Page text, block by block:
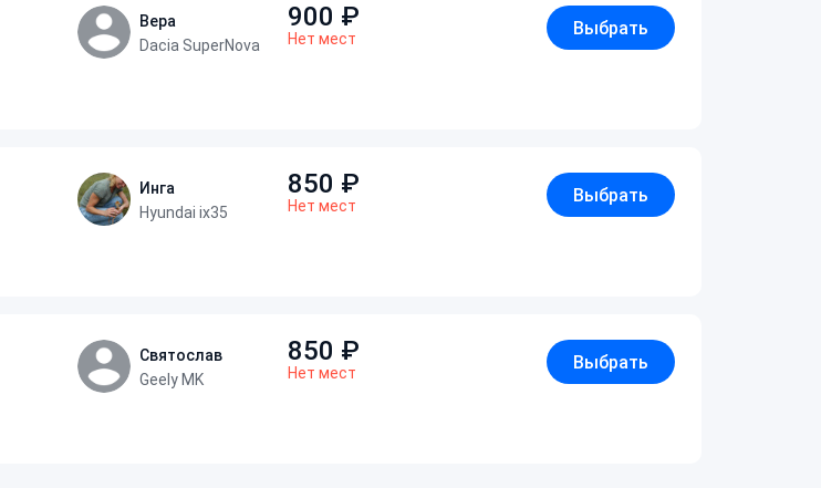
Вера
Dacia SuperNova
900 ₽
Нет мест
Выбрать
Инга
Hyundai ix35
850 ₽
Нет мест
Выбрать
Святослав
Geely MK
850 ₽
Нет мест
Выбрать